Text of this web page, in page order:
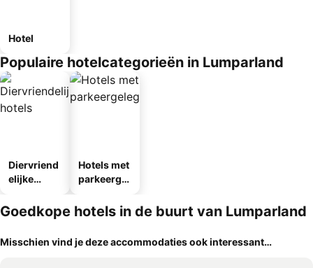
Hotel
Populaire hotelcategorieën in Lumparland
Diervriend
elijke
Hotels met
parkeergel
Goedkope hotels in de buurt van Lumparland
Misschien vind je deze accommodaties ook interessant…